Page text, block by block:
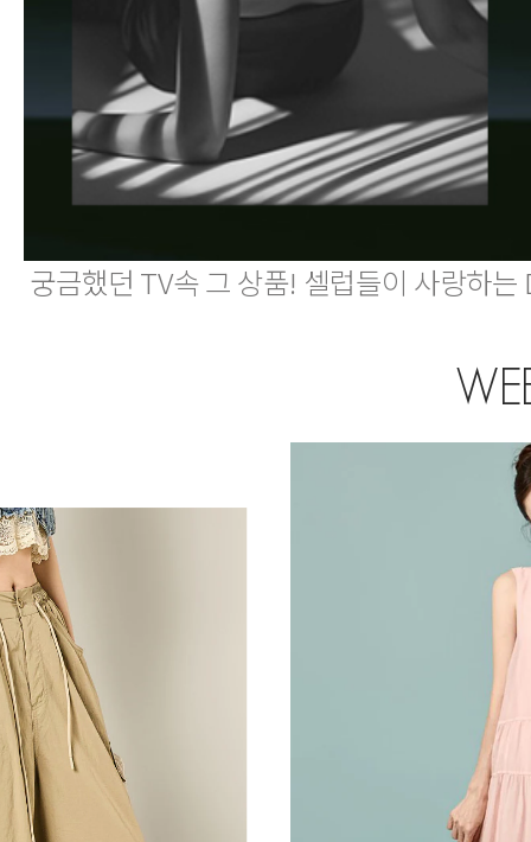
궁금했던 TV속 그 상품! 셀럽들이 사랑하